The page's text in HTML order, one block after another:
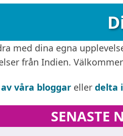
med dina egna
från Indien.
våra bloggar eller delta
SENASTE